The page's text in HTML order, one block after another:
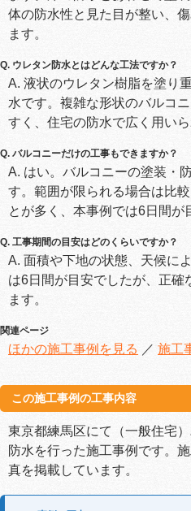
体の防水性と見た目が整い、
ます。
Q. ウレタン防水とはどんな工法ですか？
A. 液状のウレタン樹脂を塗り
水です。複雑な形状のバルコ
すく、住宅の防水で広く用いら
Q. バルコニーだけの工事もできますか？
A. はい。バルコニーの塗装・
す。範囲が限られる場合は比
とが多く、本事例では6日間が
Q. 工事期間の目安はどのくらいですか？
A. 面積や下地の状態、天候に
は6日間が目安でしたが、正確
ます。
関連ページ
ほかの施工事例を見る ／ 施工
この施工事例の工事内容
東京都練馬区にて（一般住宅
防水を行った施工事例です。
真を掲載しています。